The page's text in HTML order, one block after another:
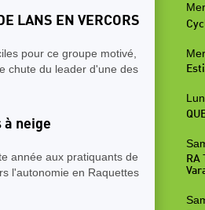
LANS EN VERCORS
pour ce groupe motivé,
chute du leader d'une des
à neige
année aux pratiquants de
l'autonomie en Raquettes
RA